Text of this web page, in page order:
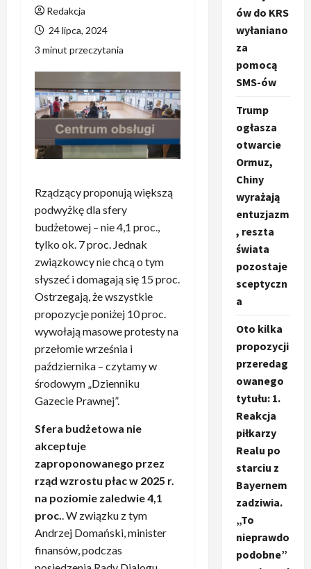
Redakcja
24 lipca, 2024
3 minut przeczytania
Rządzący proponują większą
podwyżkę dla sfery
budżetowej – nie 4,1 proc.,
tylko ok. 7 proc. Jednak
związkowcy nie chcą o tym
słyszeć i domagają się 15 proc.
Ostrzegają, że wszystkie
propozycje poniżej 10 proc.
wywołają masowe protesty na
przełomie września i
października – czytamy w
środowym „Dzienniku
Gazecie Prawnej”.
Sfera budżetowa nie
akceptuje
zaproponowanego przez
rząd wzrostu płac w 2025 r.
na poziomie zaledwie 4,1
proc. . W związku z tym
Andrzej Domański, minister
finansów, podczas
ów do KRS
wyłaniano
za
pomocą
SMS-ów
Trump
ogłasza
otwarcie
Ormuz,
Chiny
wyrażają
entuzjazm
, reszta
świata
pozostaje
sceptyczn
a
Oto kilka
propozycji
przeredag
owanego
tytułu: 1.
Reakcja
piłkarzy
Realu po
starciu z
Bayernem
zadziwia.
„To
nieprawdo
podobne”